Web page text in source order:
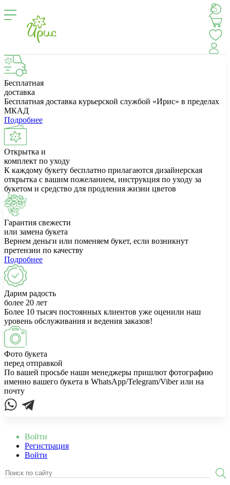
Бесплатная
доставка
Бесплатная доставка курьерской службой «Ирис» в пределах
МКАД
Подробнее
Открытка и
комплект по уходу
К каждому букету бесплатно прилагаются дизайнерская
открытка с вашим пожеланием, инструкция по уходу за
букетом и средство для продления жизни цветов
Гарантия свежести
или замена букета
Вернем деньги или поменяем букет, если возникнут
претензии по качеству
Подробнее
Дарим радость
более 20 лет
Более 10 тысяч постоянных клиентов уже оценили наш
уровень обслуживания и ведения заказов!
Фото букета
перед отправкой
По вашей просьбе наши менеджеры пришлют фотографию
именно вашего букета в WhatsApp/Telegram/Viber или на
почту
Войти
Регистрация
Войти